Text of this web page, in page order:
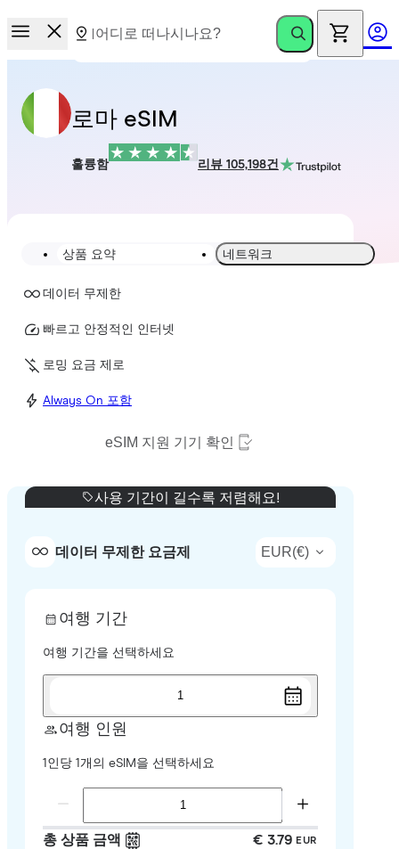
로마 eSIM
훌륭함 리뷰 105,198건
상품 요약 네트워크
데이터 무제한
빠르고 안정적인 인터넷
로밍 요금 제로
Always On 포함
eSIM 지원 기기 확인
사용 기간이 길수록 저렴해요!
데이터 무제한 요금제 EUR(€)
여행 기간
여행 기간을 선택하세요
1
여행 인원
1인당 1개의 eSIM을 선택하세요
총 상품 금액 € 3.79 EUR